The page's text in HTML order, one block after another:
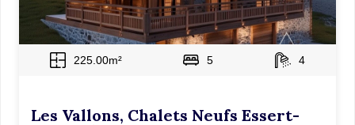
225.00m² 5 4
Les Vallons, Chalets Neufs Essert-